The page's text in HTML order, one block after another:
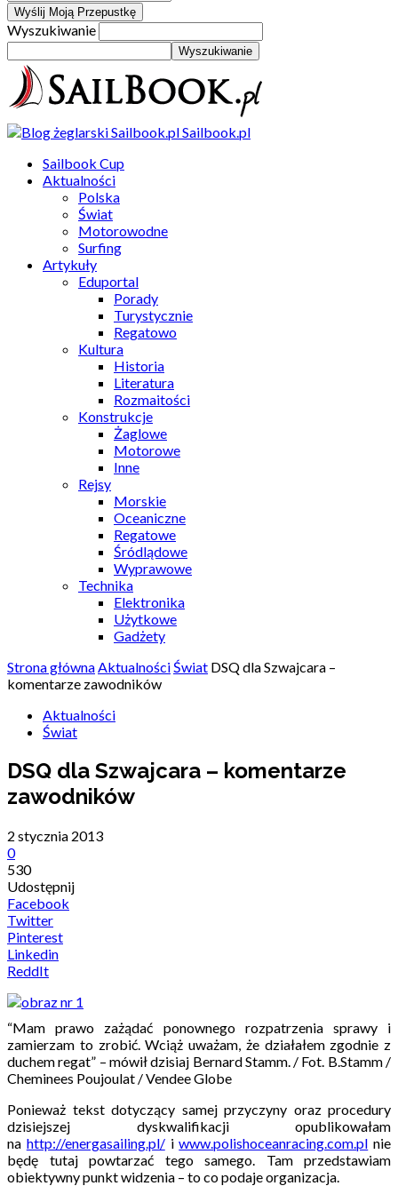
Wyszukiwanie
Sailbook.pl
Sailbook Cup
Aktualności
Polska
Świat
Motorowodne
Surfing
Artykuły
Eduportal
Porady
Turystycznie
Regatowo
Kultura
Historia
Literatura
Rozmaitości
Konstrukcje
Żaglowe
Motorowe
Inne
Rejsy
Morskie
Oceaniczne
Regatowe
Śródlądowe
Wyprawowe
Technika
Elektronika
Użytkowe
Gadżety
Strona głównaAktualnościŚwiat DSQ dla Szwajcara –
komentarze zawodników
Aktualności
Świat
DSQ dla Szwajcara – komentarze
zawodników
2 stycznia 2013
0
530
Udostępnij
Facebook
Twitter
Pinterest
Linkedin
ReddIt
“Mam prawo zażądać ponownego rozpatrzenia sprawy i
zamierzam to zrobić. Wciąż uważam, że działałem zgodnie z
duchem regat” – mówił dzisiaj Bernard Stamm. / Fot. B.Stamm /
Cheminees Poujoulat / Vendee Globe
Ponieważ tekst dotyczący samej przyczyny oraz procedury
dzisiejszej dyskwalifikacji opublikowałam
na http://energasailing.pl/iwww.polishoceanracing.com.pl nie
będę tutaj powtarzać tego samego. Tam przedstawiam
obiektywny punkt widzenia – to co podaje organizacja.